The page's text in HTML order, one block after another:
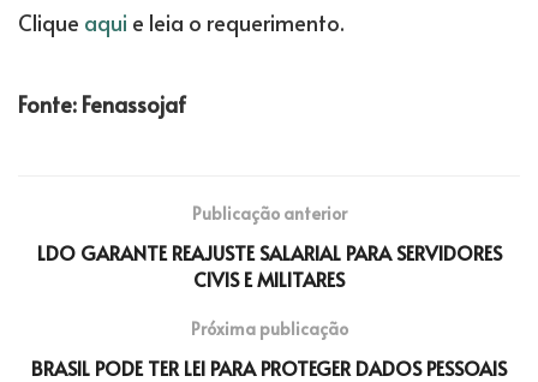
Clique aqui e leia o requerimento.
Fonte: Fenassojaf
Publicação anterior
LDO GARANTE REAJUSTE SALARIAL PARA SERVIDORES
CIVIS E MILITARES
Próxima publicação
BRASIL PODE TER LEI PARA PROTEGER DADOS PESSOAIS